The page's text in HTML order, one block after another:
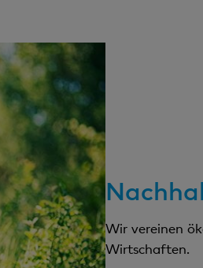
Wir vereinen
Wirtschaften.